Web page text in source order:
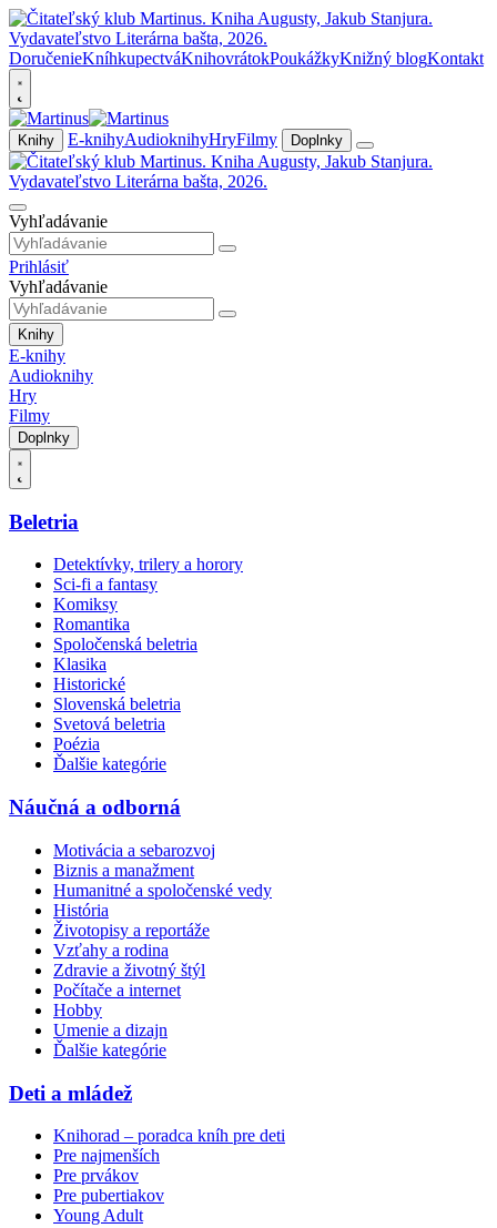
DoručenieKníhkupectváKnihovrátokPoukážkyKnižný blogKontakt
Knihy E-knihyAudioknihyHryFilmy Doplnky
Vyhľadávanie
Prihlásiť
Vyhľadávanie
Knihy
E-knihy
Audioknihy
Hry
Filmy
Doplnky
Beletria
Detektívky, trilery a horory
Sci-fi a fantasy
Komiksy
Romantika
Spoločenská beletria
Klasika
Historické
Slovenská beletria
Svetová beletria
Poézia
Ďalšie kategórie
Náučná a odborná
Motivácia a sebarozvoj
Biznis a manažment
Humanitné a spoločenské vedy
História
Životopisy a reportáže
Vzťahy a rodina
Zdravie a životný štýl
Počítače a internet
Hobby
Umenie a dizajn
Ďalšie kategórie
Deti a mládež
Knihorad – poradca kníh pre deti
Pre najmenších
Pre prvákov
Pre pubertiakov
Young Adult